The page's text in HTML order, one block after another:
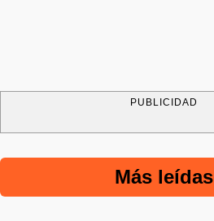
PUBLICIDAD
Más leídas